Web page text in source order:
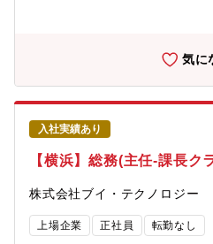
略の企画／立案／展開について、
忙期50時間/月）・国内出張有・全
化や、活き活きと働くための社内
し、グループ全体でポスティング
する職場環境の風土醸成が心がけら
学び、個々の強みを磨き上げるた
コンプライアンス、ファシリティ
エネルギー、社会インフラ、電子
ョンの４つの事業領域でグローバ
いて、事業の基盤を総務職を通じ
きます。※ご経験を活かしやすい
業所、工場、研究所等、拠点間の異
ョンを定期的に経験しながら、キャ
けます。※ご経験やスキルを踏まえ
（エキスパート）としての採用と
合職採用となりますが当面の転勤は
フレックス制、在宅勤務制度活用と
ことが可能です。・残業平均25時
長期就業可能な環境です。【募集
気に
入社実績あり
【横浜】総務(主任-課長
株式会社ブイ・テクノロジー
上場企業 正社員 転勤なし